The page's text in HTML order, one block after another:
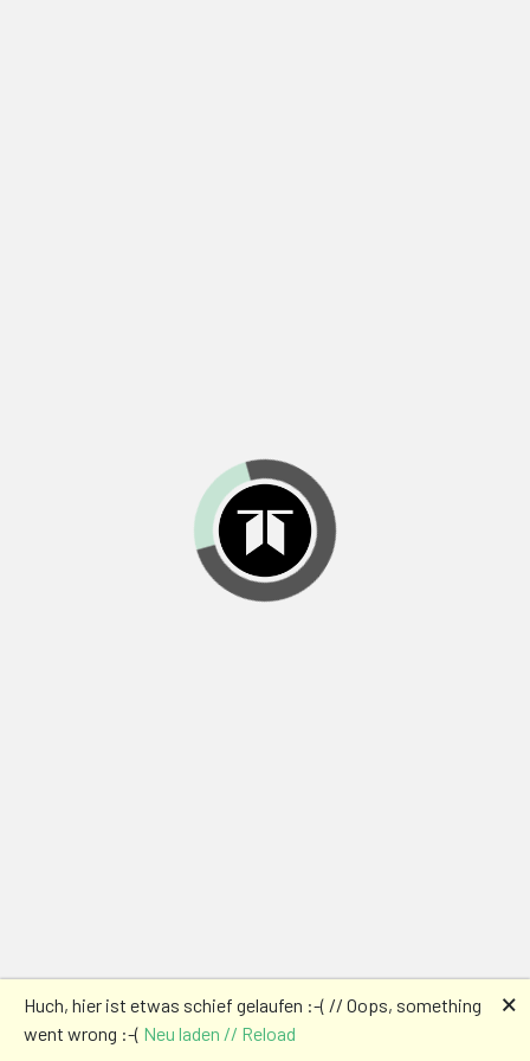
Huch, hier ist etwas schief gelaufen :-( // Oops, something
went wrong :-( Neu laden // Reload
🗙